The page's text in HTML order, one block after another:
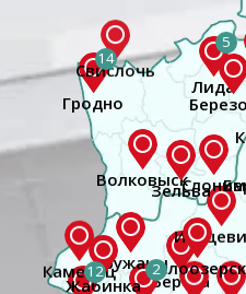
12 2
Гродно
14
5